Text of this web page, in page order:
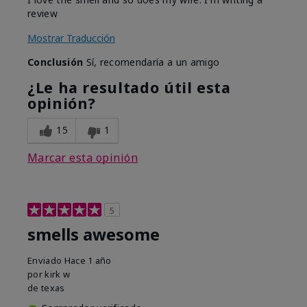
review
Mostrar Traducción
Conclusión Sí, recomendaría a un amigo
¿Le ha resultado útil esta
opinión?
15 1
Marcar esta opinión
5
smells awesome
Enviado Hace 1 año
por kirk w
de texas